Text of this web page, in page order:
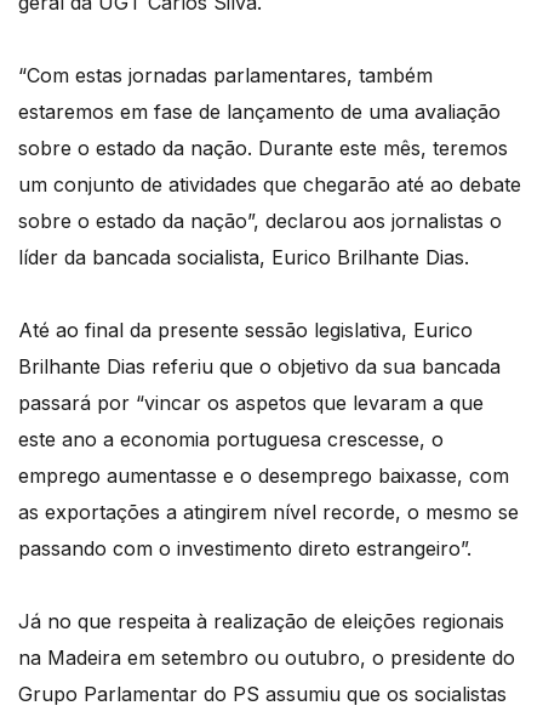
“Com estas jornadas parlamentares, também
estaremos em fase de lançamento de uma avaliação
sobre o estado da nação. Durante este mês, teremos
um conjunto de atividades que chegarão até ao debate
sobre o estado da nação”, declarou aos jornalistas o
líder da bancada socialista, Eurico Brilhante Dias.
Até ao final da presente sessão legislativa, Eurico
Brilhante Dias referiu que o objetivo da sua bancada
passará por “vincar os aspetos que levaram a que
este ano a economia portuguesa crescesse, o
emprego aumentasse e o desemprego baixasse, com
as exportações a atingirem nível recorde, o mesmo se
passando com o investimento direto estrangeiro”.
Já no que respeita à realização de eleições regionais
na Madeira em setembro ou outubro, o presidente do
Grupo Parlamentar do PS assumiu que os socialistas